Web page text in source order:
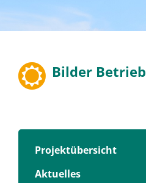
Bilder Betrieb
Projektübersicht
Aktuelles